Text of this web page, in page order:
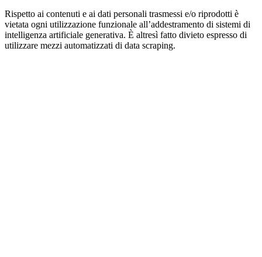
Rispetto ai contenuti e ai dati personali trasmessi e/o riprodotti è
vietata ogni utilizzazione funzionale all’addestramento di sistemi di
intelligenza artificiale generativa. È altresì fatto divieto espresso di
utilizzare mezzi automatizzati di data scraping.